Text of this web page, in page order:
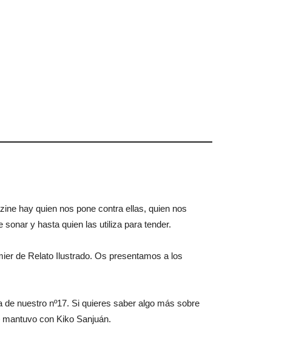
hay quien nos pone contra ellas, quien nos
y hasta quien las utiliza para tender.
de Relato Ilustrado. Os presentamos a los
de nuestro nº17. Si quieres saber algo más sobre
con Kiko Sanjuán.